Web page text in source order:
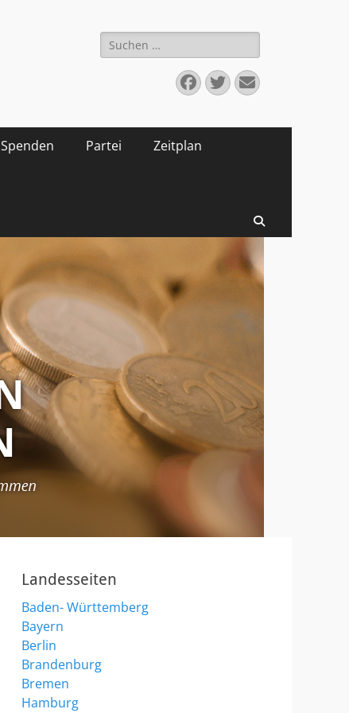
Suchen
nach:
Facebook
Twitter
E-
Mail
Spenden Partei Zeitplan
Landesseiten
Baden- Württemberg
Bayern
Berlin
Brandenburg
Bremen
Hamburg